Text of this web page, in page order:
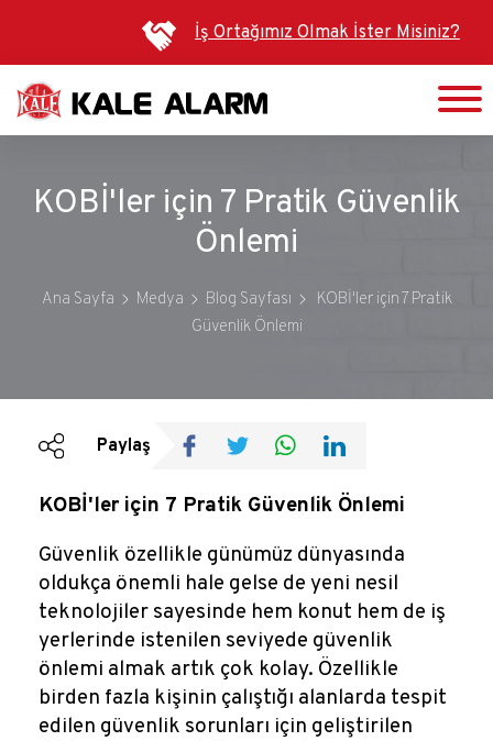
atla
İş Ortağımız Olmak İster Misiniz?
KOBİ'ler için 7 Pratik Güvenlik
Önlemi
Ana Sayfa Medya Blog Sayfası
KOBİ'ler için 7 Pratik
Güvenlik Önlemi
Bültenler
Reklamlar
Kalem Dergisi
Blog
Paylaş
KOBİ'ler için 7 Pratik Güvenlik Önlemi
Güvenlik özellikle günümüz dünyasında
oldukça önemli hale gelse de yeni nesil
teknolojiler sayesinde hem konut hem de iş
yerlerinde istenilen seviyede güvenlik
önlemi almak artık çok kolay. Özellikle
birden fazla kişinin çalıştığı alanlarda tespit
edilen güvenlik sorunları için geliştirilen